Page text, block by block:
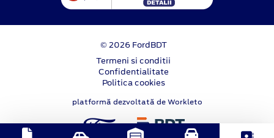
© 2026 FordBDT
Termeni si conditii
Confidentialitate
Politica cookies
platformă dezvoltată de Workleto